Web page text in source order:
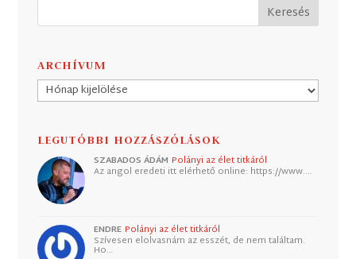
ARCHÍVUM
Archívum
LEGUTÓBBI HOZZÁSZÓLÁSOK
SZABADOS ÁDÁM Polányi az élet titkáról
Az angol eredeti itt elérhető online: https://www.…
ENDRE Polányi az élet titkáról
Szívesen elolvasnám az esszét, de nem találtam.
Ho…